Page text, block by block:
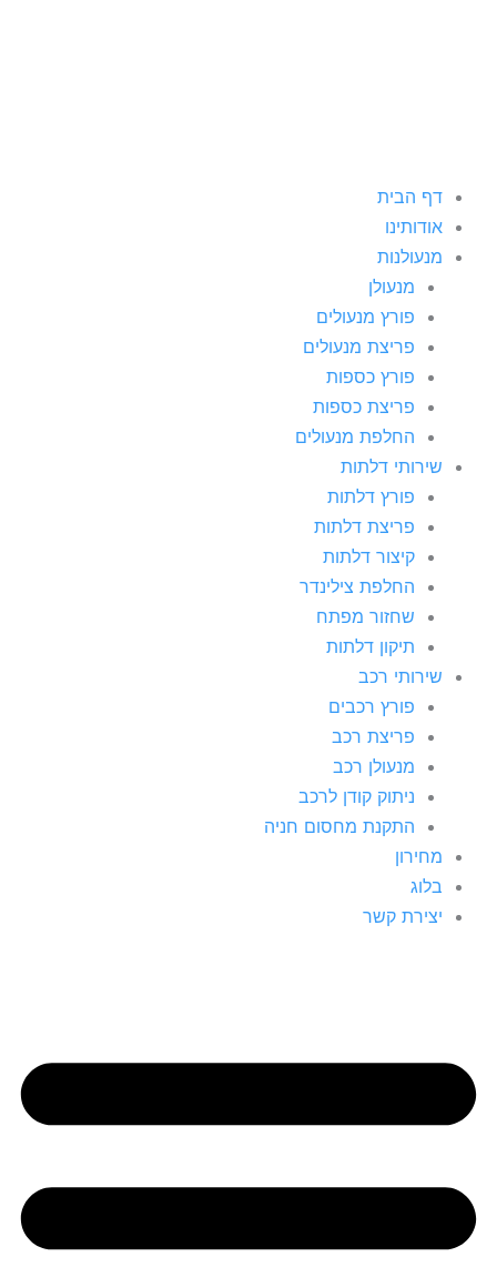
דף הבית
אודותינו
מנעולנות
מנעולן
פורץ מנעולים
פריצת מנעולים
פורץ כספות
פריצת כספות
החלפת מנעולים
שירותי דלתות
פורץ דלתות
פריצת דלתות
קיצור דלתות
החלפת צילינדר
שחזור מפתח
תיקון דלתות
שירותי רכב
פורץ רכבים
פריצת רכב
מנעולן רכב
ניתוק קודן לרכב
התקנת מחסום חניה
מחירון
בלוג
יצירת קשר